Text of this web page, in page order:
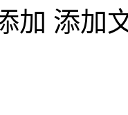
加 添加